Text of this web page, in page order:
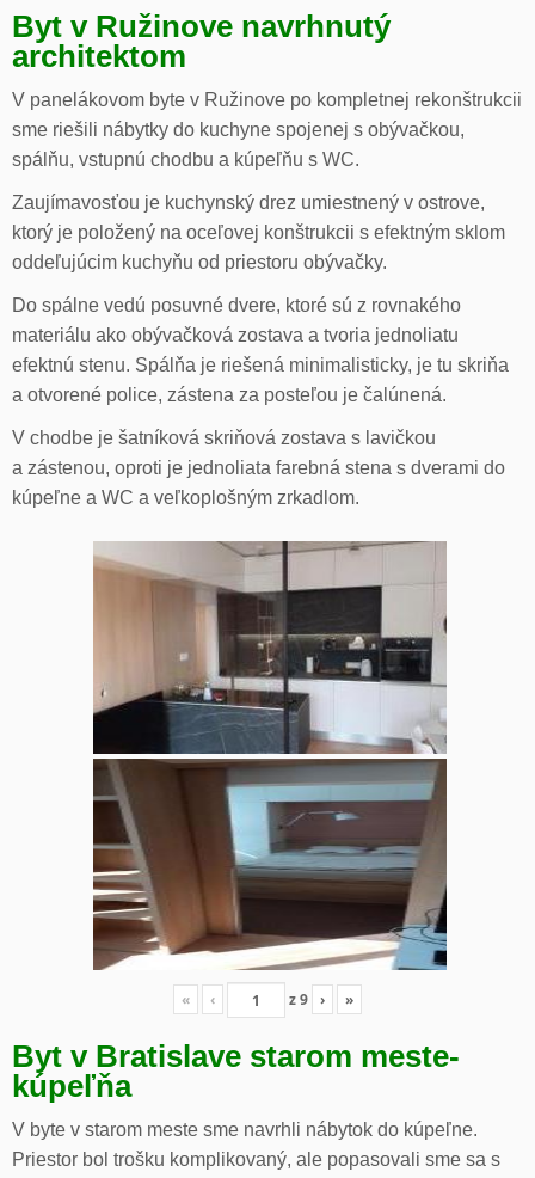
Byt v Ružinove navrhnutý
architektom
V panelákovom byte v Ružinove po kompletnej rekonštrukcii
sme riešili nábytky do kuchyne spojenej s obývačkou,
spálňu, vstupnú chodbu a kúpeľňu s WC.
Zaujímavosťou je kuchynský drez umiestnený v ostrove,
ktorý je položený na oceľovej konštrukcii s efektným sklom
oddeľujúcim kuchyňu od priestoru obývačky.
Do spálne vedú posuvné dvere, ktoré sú z rovnakého
materiálu ako obývačková zostava a tvoria jednoliatu
efektnú stenu. Spálňa je riešená minimalisticky, je tu skriňa
a otvorené police, zástena za posteľou je čalúnená.
V chodbe je šatníková skriňová zostava s lavičkou
a zástenou, oproti je jednoliata farebná stena s dverami do
kúpeľne a WC a veľkoplošným zrkadlom.
« ‹ z9 › »
Byt v Bratislave starom meste-
kúpeľňa
V byte v starom meste sme navrhli nábytok do kúpeľne.
Priestor bol trošku komplikovaný, ale popasovali sme sa s